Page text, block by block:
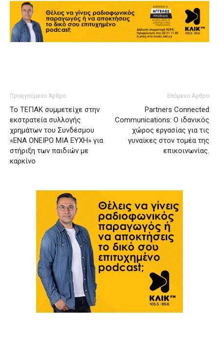
Προηγούμενο Άρθρο
Το ΤΕΠΑΚ συμμετείχε στην
εκστρατεία συλλογής
χρημάτων του Συνδέσμου
«ΕΝΑ ΟΝΕΙΡΟ ΜΙΑ ΕΥΧΗ» για
στήριξη των παιδιών με
καρκίνο
Επόμενο Άρθρο
Partners Connected
Communications: Ο ιδανικός
χώρος εργασίας για τις
γυναίκες στον τομέα της
επικοινωνίας.